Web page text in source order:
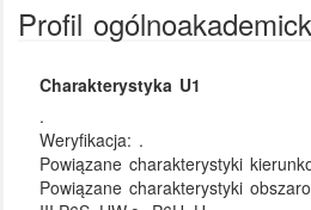
Profil
Charakterystyka U1
.
Weryfikacja: .
Powiązane charakterystyki
Powiązane charakterystyki